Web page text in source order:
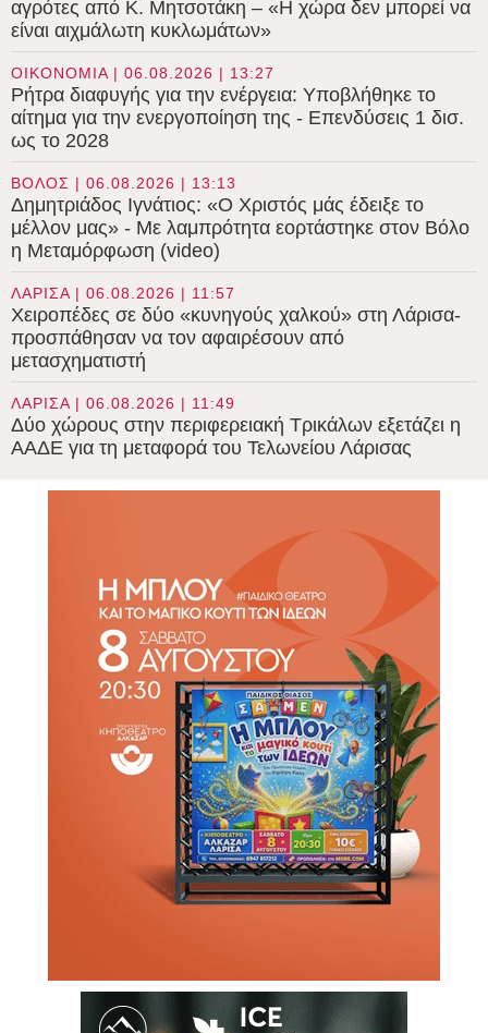
αγρότες από Κ. Μητσοτάκη – «Η χώρα δεν μπορεί να
είναι αιχμάλωτη κυκλωμάτων»
ΟΙΚΟΝΟΜΙΑ | 06.08.2026 | 13:27
Ρήτρα διαφυγής για την ενέργεια: Υποβλήθηκε το
αίτημα για την ενεργοποίηση της - Επενδύσεις 1 δισ.
ως το 2028
ΒΟΛΟΣ | 06.08.2026 | 13:13
Δημητριάδος Ιγνάτιος: «Ο Χριστός μάς έδειξε το
μέλλον μας» - Με λαμπρότητα εορτάστηκε στον Βόλο
η Μεταμόρφωση (video)
ΛΑΡΙΣΑ | 06.08.2026 | 11:57
Χειροπέδες σε δύο «κυνηγούς χαλκού» στη Λάρισα-
προσπάθησαν να τον αφαιρέσουν από
μετασχηματιστή
ΛΑΡΙΣΑ | 06.08.2026 | 11:49
Δύο χώρους στην περιφερειακή Τρικάλων εξετάζει η
ΑΑΔΕ για τη μεταφορά του Τελωνείου Λάρισας